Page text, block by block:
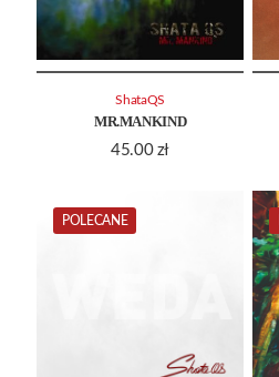
MR.MANKIND
45.00 zł
ShataQS
POLECANE